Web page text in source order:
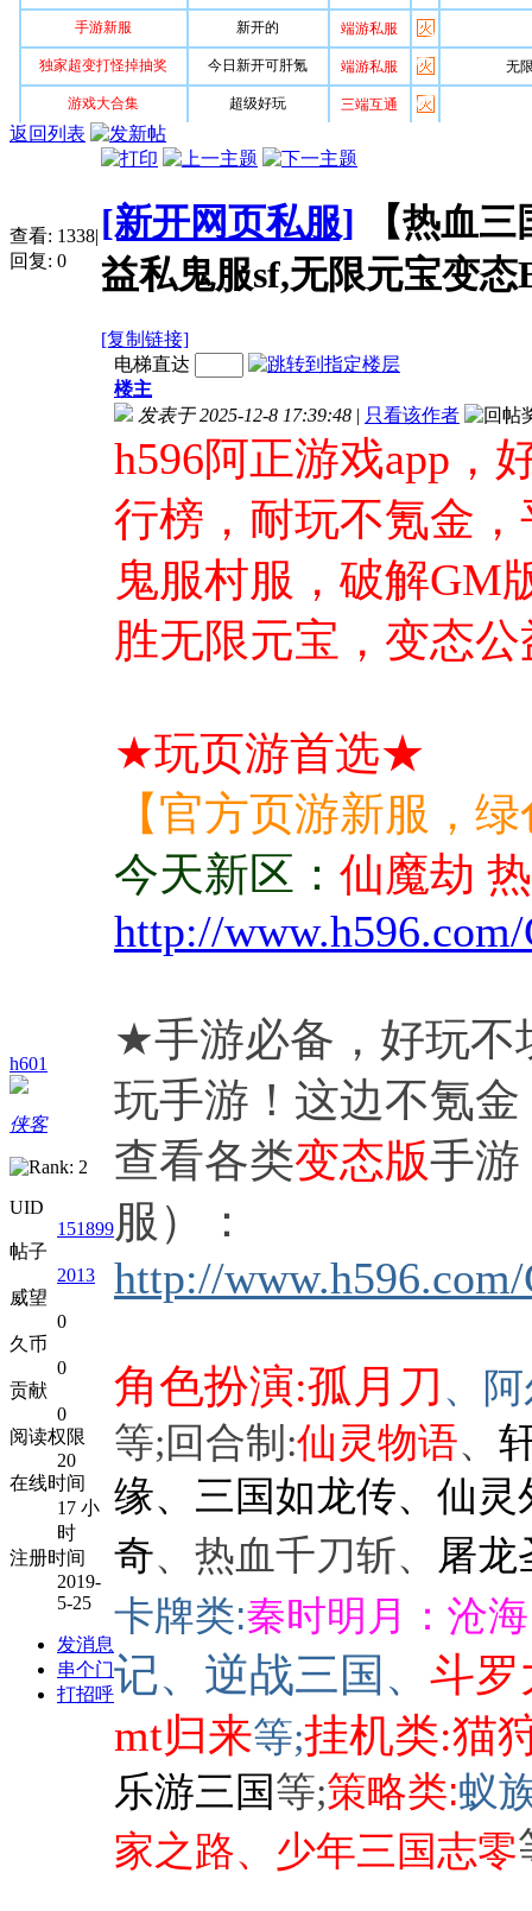
返回列表
查看: 1338|
回复: 0
[新开网页私服]
【热血
益私鬼服sf,无限元宝变态
[复制链接]
h601
侠客
UID
151899
帖子
2013
威望
0
久币
0
贡献
0
阅读权限
20
在线时间
17 小
时
注册时间
2019-
5-25
发消息
串个门
打招呼
电梯直达
楼主
发表于 2025-12-8 17:39:48 | 只看该作者
h596阿正游戏app，
行榜，耐玩不氪金
鬼服村服，破解GM
胜无限元宝，变态
★玩页游首选★
【官方页游新服，
今天新区： 仙魔劫
http://
★手游必备，好玩
玩手游！这边不氪金
查看各类变态版手游
服）：
http://www.h596
角色扮演:孤月刀、
等;回合制:仙灵物语、
缘、三国如龙传、仙
奇、热血千刀斩、
屠龙
卡牌类:秦时明月：沧海
记、逆战三国、 斗罗
mt归来等;挂机类:猫
乐游三国等;策略类:蚁
家之路、少年三国志零